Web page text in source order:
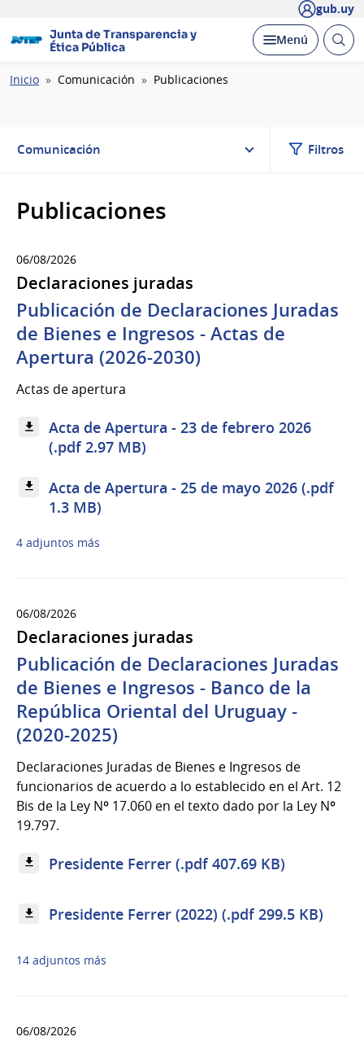
gub.uy
Junta de Transparencia y
Ética Pública
Desplegar
Menú Abrir
Ruta
Inicio Comunicación Publicaciones
Comunicación Filtros
Publicaciones
06/08/2026
Declaraciones juradas
Publicación de Declaraciones Juradas
de Bienes e Ingresos - Actas de
Apertura (2026-2030)
Actas de apertura
Acta de Apertura - 23 de febrero 2026
(.pdf 2.97 MB)
Acta de Apertura - 25 de mayo 2026 (.pdf
1.3 MB)
4 adjuntos más
06/08/2026
Declaraciones juradas
Publicación de Declaraciones Juradas
de Bienes e Ingresos - Banco de la
República Oriental del Uruguay -
(2020-2025)
Declaraciones Juradas de Bienes e Ingresos de
funcionarios de acuerdo a lo establecido en el Art. 12
Bis de la Ley Nº 17.060 en el texto dado por la Ley Nº
19.797.
Presidente Ferrer (.pdf 407.69 KB)
Presidente Ferrer (2022) (.pdf 299.5 KB)
14 adjuntos más
06/08/2026